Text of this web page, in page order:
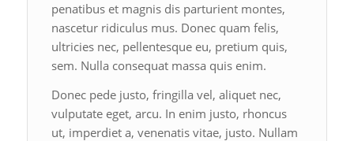
penatibus et magnis dis parturient montes,
nascetur ridiculus mus. Donec quam felis,
ultricies nec, pellentesque eu, pretium quis,
sem. Nulla consequat massa quis enim.
Donec pede justo, fringilla vel, aliquet nec,
vulputate eget, arcu. In enim justo, rhoncus
ut, imperdiet a, venenatis vitae, justo. Nullam